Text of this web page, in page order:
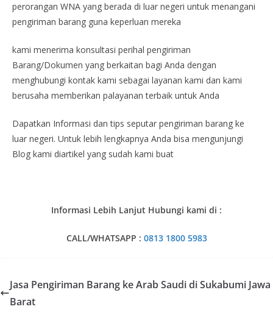
perorangan WNA yang berada di luar negeri untuk menangani
pengiriman barang guna keperluan mereka
kami menerima konsultasi perihal pengiriman
Barang/Dokumen yang berkaitan bagi Anda dengan
menghubungi kontak kami sebagai layanan kami dan kami
berusaha memberikan palayanan terbaik untuk Anda
Dapatkan Informasi dan tips seputar pengiriman barang ke
luar negeri. Untuk lebih lengkapnya Anda bisa mengunjungi
Blog kami diartikel yang sudah kami buat
Informasi Lebih Lanjut Hubungi kami di :
CALL/WHATSAPP : 0813 1800 5983
Jasa Pengiriman Barang ke Arab Saudi di Sukabumi Jawa
Barat